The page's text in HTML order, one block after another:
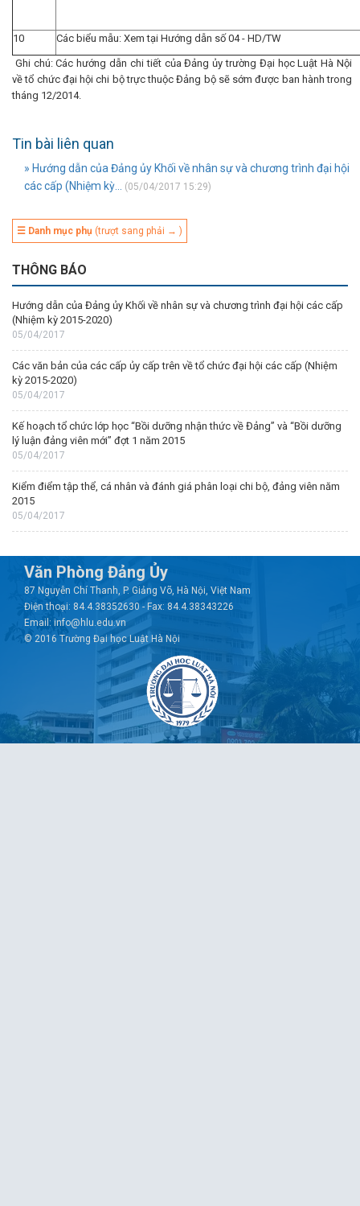
10 Các biểu mẫu: Xem tại Hướng dẫn số 04 - HD/TW
Ghi chú: Các hướng dẫn chi tiết của Đảng ủy trường Đại học Luật Hà Nội
về tổ chức đại hội chi bộ trực thuộc Đảng bộ sẽ sớm được ban hành trong
tháng 12/2014.
Tin bài liên quan
» Hướng dẫn của Đảng ủy Khối về nhân sự và chương trình đại hội
các cấp (Nhiệm kỳ...
(05/04/2017 15:29)
☰ Danh mục phụ (trượt sang phải → )
THÔNG BÁO
Hướng dẫn của Đảng ủy Khối về nhân sự và chương trình đại hội các cấp
(Nhiệm kỳ 2015-2020)
05/04/2017
Các văn bản của các cấp ủy cấp trên về tổ chức đại hội các cấp (Nhiệm
kỳ 2015-2020)
05/04/2017
Kế hoạch tổ chức lớp học “Bồi dưỡng nhận thức về Đảng” và “Bồi dưỡng
lý luận đảng viên mới” đợt 1 năm 2015
05/04/2017
Kiểm điểm tập thể, cá nhân và đánh giá phân loại chi bộ, đảng viên năm
2015
05/04/2017
Văn Phòng Đảng Ủy
87 Nguyễn Chí Thanh, P. Giảng Võ, Hà Nội, Việt Nam
Điện thoại: 84.4.38352630 - Fax: 84.4.38343226
Email: info@hlu.edu.vn
© 2016 Trường Đại học Luật Hà Nội